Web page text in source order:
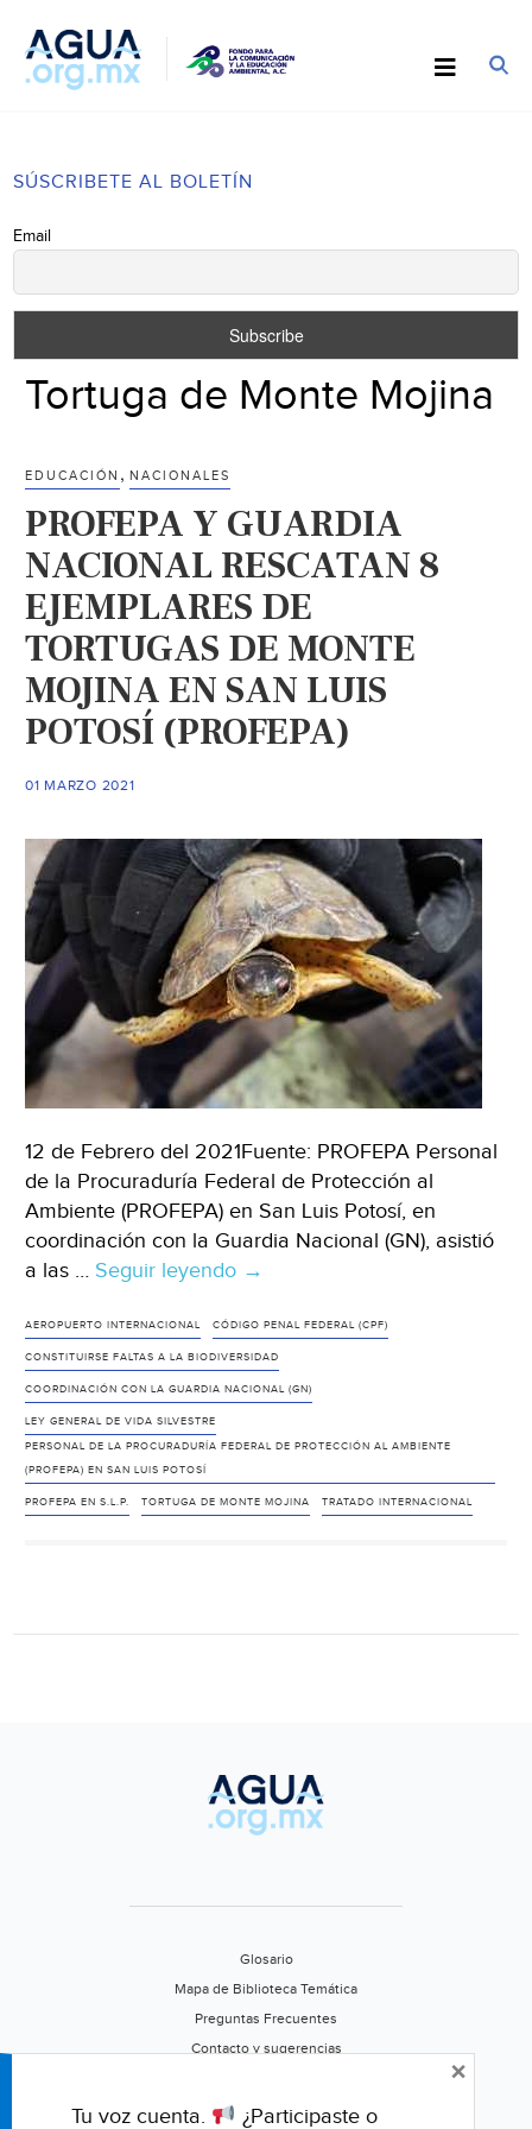
SÚSCRIBETE AL BOLETÍN
Email
Tortuga de Monte Mojina
EDUCACIÓN ,NACIONALES
PROFEPA Y GUARDIA
NACIONAL RESCATAN 8
EJEMPLARES DE
TORTUGAS DE MONTE
MOJINA EN SAN LUIS
POTOSÍ (PROFEPA)
01 MARZO 2021
12 de Febrero del 2021Fuente: PROFEPA Personal
de la Procuraduría Federal de Protección al
Ambiente (PROFEPA) en San Luis Potosí, en
coordinación con la Guardia Nacional (GN), asistió
a las … Seguir leyendo PROFEPA
GUARDIA
NACIONAL
RESCATAN
EJEMPLARES
DE
TORTUGAS
→
AEROPUERTO INTERNACIONAL CÓDIGO PENAL FEDERAL (CPF)
CONSTITUIRSE FALTAS A LA BIODIVERSIDAD
COORDINACIÓN CON LA GUARDIA NACIONAL (GN)
LEY GENERAL DE VIDA SILVESTRE
PERSONAL DE LA PROCURADURÍA FEDERAL DE PROTECCIÓN AL AMBIENTE
(PROFEPA) EN SAN LUIS POTOSÍ
PROFEPA EN S.L.P. TORTUGA DE MONTE MOJINA TRATADO INTERNACIONAL
Glosario
Mapa de Biblioteca Temática
Preguntas Frecuentes
Contacto y sugerencias
Califica este portal
Tu voz cuenta. ¿Participaste o
×